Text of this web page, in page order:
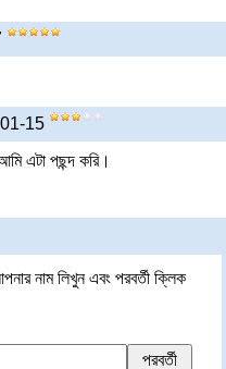
01-15
এটা পছন্দ করি।
নাম লিখুন এবং পরবর্তী ক্লিক